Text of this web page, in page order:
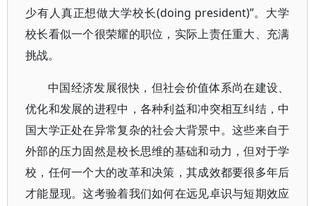
少有人真正想做大学校长(doing president)”。大学
校长看似一个很荣耀的职位，实际上责任重大、充满
挑战。
中国经济发展很快，但社会价值体系尚在建设、
优化和发展的进程中，各种利益和冲突相互纠结，中
国大学正处在异常复杂的社会大背景中。这些来自于
外部的压力固然是校长思维的基础和动力，但对于学
校，任何一个大的改革和决策，其成效都要很多年后
才能显现。这考验着我们如何在远见卓识与短期效应